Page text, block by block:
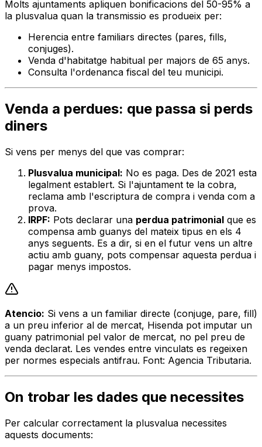
Molts ajuntaments apliquen bonificacions del 50-95% a
la plusvalua quan la transmissio es produeix per:
Herencia entre familiars directes (pares, fills,
conjuges).
Venda d'habitatge habitual per majors de 65 anys.
Consulta l'ordenanca fiscal del teu municipi.
Venda a perdues: que passa si perds
diners
Si vens per menys del que vas comprar:
Plusvalua municipal: No es paga. Des de 2021 esta
legalment establert. Si l'ajuntament te la cobra,
reclama amb l'escriptura de compra i venda com a
prova.
IRPF: Pots declarar una perdua patrimonial que es
compensa amb guanys del mateix tipus en els 4
anys seguents. Es a dir, si en el futur vens un altre
actiu amb guany, pots compensar aquesta perdua i
pagar menys impostos.
Atencio: Si vens a un familiar directe (conjuge, pare, fill)
a un preu inferior al de mercat, Hisenda pot imputar un
guany patrimonial pel valor de mercat, no pel preu de
venda declarat. Les vendes entre vinculats es regeixen
per normes especials antifrau. Font: Agencia Tributaria.
On trobar les dades que necessites
Per calcular correctament la plusvalua necessites
aquests documents: